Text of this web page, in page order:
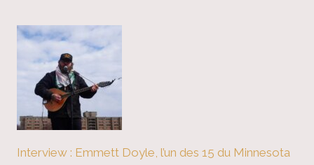
Interview : Emmett Doyle, l’un des 15 du Minnesota